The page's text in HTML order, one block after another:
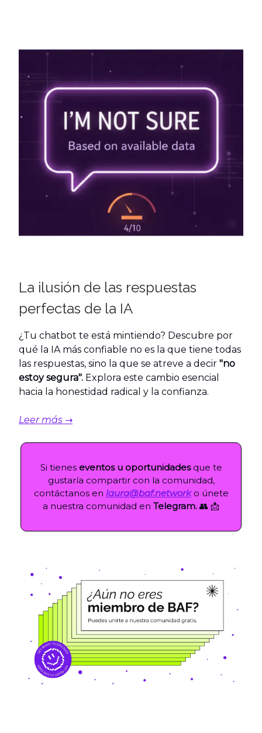
La ilusión de las respuestas
perfectas de la IA
¿Tu chatbot te está mintiendo? Descubre por
qué la IA más confiable no es la que tiene todas
las respuestas, sino la que se atreve a decir "no
estoy segura". Explora este cambio esencial
hacia la honestidad radical y la confianza.
Leer más →
Si tieneseventos u oportunidadesque te
gustaría compartir con la comunidad,
contáctanos en laura@baf.networko únete
a nuestra comunidad en Telegram. 👥 📩